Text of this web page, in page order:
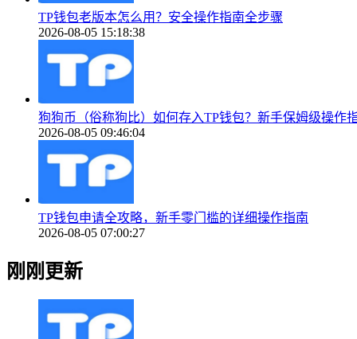
TP钱包老版本怎么用？安全操作指南全步骤
2026-08-05 15:18:38
狗狗币（俗称狗比）如何存入TP钱包？新手保姆级操作
2026-08-05 09:46:04
TP钱包申请全攻略，新手零门槛的详细操作指南
2026-08-05 07:00:27
刚刚更新